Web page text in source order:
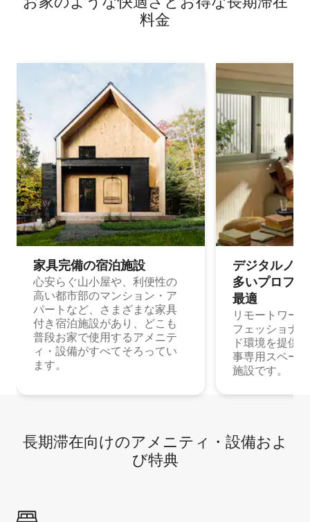
料⁠金
家具完備の宿⁠泊⁠施⁠設
心安らぐ山小屋や、利便性の
高い都市部のマンション・ア
パートなど、さまざまな家具
付き宿泊施設があり、どこも
普段お家で使用するアメニテ
ィ・設備がすべてそろってい
ます。
デジタルノ
多⁠いプ⁠ロ⁠フ⁠
最⁠適
リモートワー
フェッショナ
ド環境を提供
事専用スペー
施設です。
長期滞在向け⁠のア⁠メ⁠ニ⁠テ⁠ィ⁠・設⁠備⁠およ
び特⁠典